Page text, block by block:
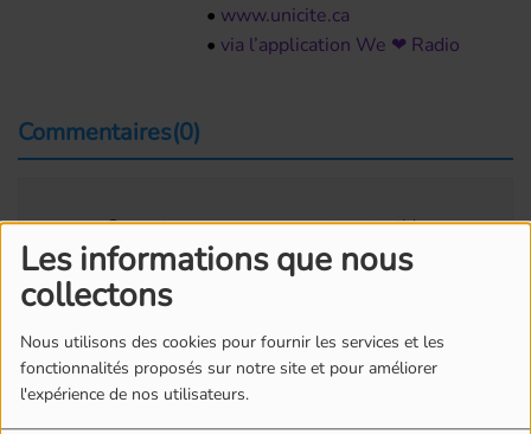
Les informations que nous
collectons
Nous utilisons des cookies pour fournir les services et les
fonctionnalités proposés sur notre site et pour améliorer
l'expérience de nos utilisateurs.
• www.unicite.ca
• via l’application We ❤ Radio
Commentaires(0)
Connectez-vous pour commenter cet article
SE CONNECTER